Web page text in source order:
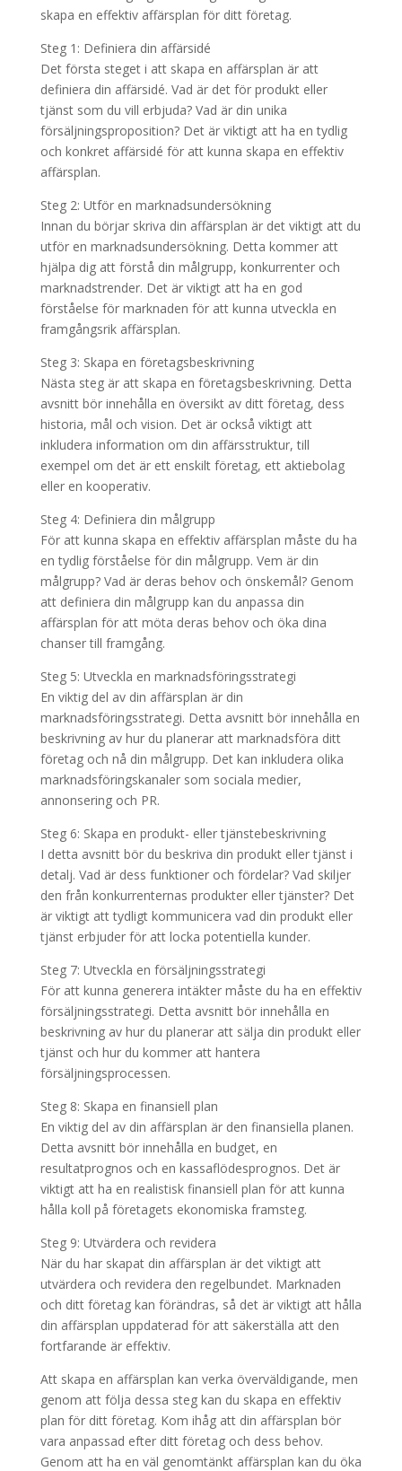
skapa en effektiv affärsplan för ditt företag.
Steg 1: Definiera din affärsidé
Det första steget i att skapa en affärsplan är att
definiera din affärsidé. Vad är det för produkt eller
tjänst som du vill erbjuda? Vad är din unika
försäljningsproposition? Det är viktigt att ha en tydlig
och konkret affärsidé för att kunna skapa en effektiv
affärsplan.
Steg 2: Utför en marknadsundersökning
Innan du börjar skriva din affärsplan är det viktigt att du
utför en marknadsundersökning. Detta kommer att
hjälpa dig att förstå din målgrupp, konkurrenter och
marknadstrender. Det är viktigt att ha en god
förståelse för marknaden för att kunna utveckla en
framgångsrik affärsplan.
Steg 3: Skapa en företagsbeskrivning
Nästa steg är att skapa en företagsbeskrivning. Detta
avsnitt bör innehålla en översikt av ditt företag, dess
historia, mål och vision. Det är också viktigt att
inkludera information om din affärsstruktur, till
exempel om det är ett enskilt företag, ett aktiebolag
eller en kooperativ.
Steg 4: Definiera din målgrupp
För att kunna skapa en effektiv affärsplan måste du ha
en tydlig förståelse för din målgrupp. Vem är din
målgrupp? Vad är deras behov och önskemål? Genom
att definiera din målgrupp kan du anpassa din
affärsplan för att möta deras behov och öka dina
chanser till framgång.
Steg 5: Utveckla en marknadsföringsstrategi
En viktig del av din affärsplan är din
marknadsföringsstrategi. Detta avsnitt bör innehålla en
beskrivning av hur du planerar att marknadsföra ditt
företag och nå din målgrupp. Det kan inkludera olika
marknadsföringskanaler som sociala medier,
annonsering och PR.
Steg 6: Skapa en produkt- eller tjänstebeskrivning
I detta avsnitt bör du beskriva din produkt eller tjänst i
detalj. Vad är dess funktioner och fördelar? Vad skiljer
den från konkurrenternas produkter eller tjänster? Det
är viktigt att tydligt kommunicera vad din produkt eller
tjänst erbjuder för att locka potentiella kunder.
Steg 7: Utveckla en försäljningsstrategi
För att kunna generera intäkter måste du ha en effektiv
försäljningsstrategi. Detta avsnitt bör innehålla en
beskrivning av hur du planerar att sälja din produkt eller
tjänst och hur du kommer att hantera
försäljningsprocessen.
Steg 8: Skapa en finansiell plan
En viktig del av din affärsplan är den finansiella planen.
Detta avsnitt bör innehålla en budget, en
resultatprognos och en kassaflödesprognos. Det är
viktigt att ha en realistisk finansiell plan för att kunna
hålla koll på företagets ekonomiska framsteg.
Steg 9: Utvärdera och revidera
När du har skapat din affärsplan är det viktigt att
utvärdera och revidera den regelbundet. Marknaden
och ditt företag kan förändras, så det är viktigt att hålla
din affärsplan uppdaterad för att säkerställa att den
fortfarande är effektiv.
Att skapa en affärsplan kan verka överväldigande, men
genom att följa dessa steg kan du skapa en effektiv
plan för ditt företag. Kom ihåg att din affärsplan bör
vara anpassad efter ditt företag och dess behov.
Genom att ha en väl genomtänkt affärsplan kan du öka